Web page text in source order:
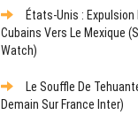
États-Unis : Expulsion
Cubains Vers Le Mexique
Watch)
Le Souffle De
Demain Sur France Inter)